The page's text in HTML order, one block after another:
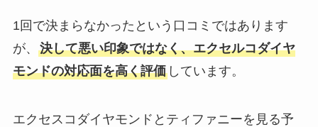
1回で決まらなかったという口コミではあります
が、 決して悪い印象ではなく、エクセルコダイヤ
モンドの対応面を高く評価しています。
エクセスコダイヤモンドとティファニーを見る予